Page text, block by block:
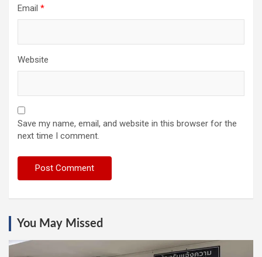
Email *
Website
Save my name, email, and website in this browser for the
next time I comment.
You May Missed